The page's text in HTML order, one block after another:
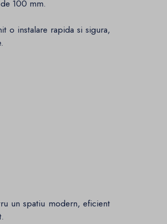
100 mm.
o instalare rapida si sigura,
un spatiu modern, eficient